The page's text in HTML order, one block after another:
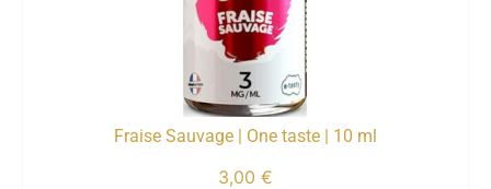
Fraise Sauvage | One taste | 10 ml
3,00 €